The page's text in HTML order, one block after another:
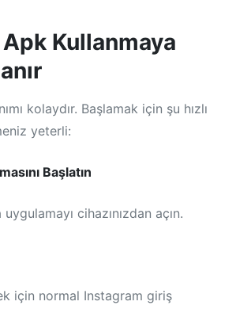
Kullanmaya
kolaydır. Başlamak için şu hızlı
yeterli:
Başlatın
cihazınızdan açın.
için normal Instagram giriş